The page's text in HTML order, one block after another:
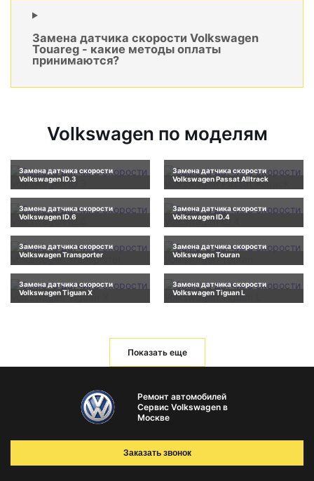
Замена датчика скорости Volkswagen
Touareg - какие методы оплаты
принимаются?
Volkswagen по моделям
Замена датчика скорости
Volkswagen ID.3
Замена датчика скорости
Volkswagen Passat Alltrack
Замена датчика скорости
Volkswagen ID.6
Замена датчика скорости
Volkswagen ID.4
Замена датчика скорости
Volkswagen Transporter
Замена датчика скорости
Volkswagen Touran
Замена датчика скорости
Volkswagen Tiguan X
Замена датчика скорости
Volkswagen Tiguan L
Показать еще
Ремонт автомобилей
Сервис Volkswagen в
Москве
Заказать звонок